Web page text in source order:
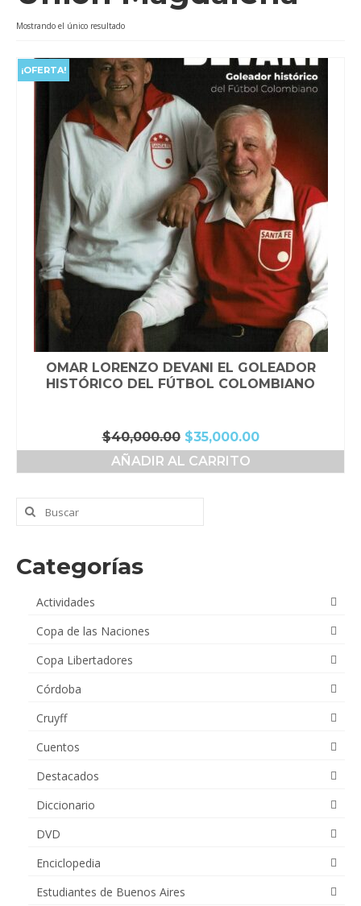
Videos
Tienda
Mostrando el único resultado
¡OFERTA!
OMAR LORENZO DEVANI EL GOLEADOR
HISTÓRICO DEL FÚTBOL COLOMBIANO
$40,000.00 El
precio
original
$40,000.00.
$35,000.00El
precio
AÑADIR AL CARRITO
Buscar
por:
Categorías
Actividades
Copa de las Naciones
Copa Libertadores
Córdoba
Cruyff
Cuentos
Destacados
Diccionario
DVD
Enciclopedia
Estudiantes de Buenos Aires